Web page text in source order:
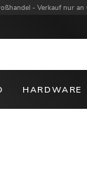
- Verkauf nur an
HARDWARE